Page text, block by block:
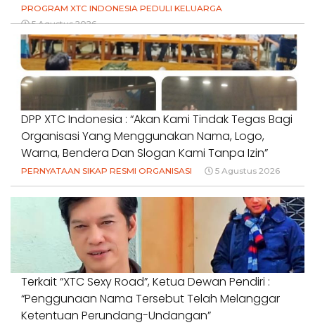
PROGRAM XTC INDONESIA PEDULI KELUARGA
5 Agustus 2026
DPP XTC Indonesia : “Akan Kami Tindak Tegas Bagi
Organisasi Yang Menggunakan Nama, Logo,
Warna, Bendera Dan Slogan Kami Tanpa Izin”
PERNYATAAN SIKAP RESMI ORGANISASI 5 Agustus 2026
Terkait “XTC Sexy Road”, Ketua Dewan Pendiri :
“Penggunaan Nama Tersebut Telah Melanggar
Ketentuan Perundang-Undangan”